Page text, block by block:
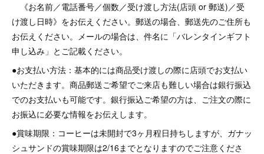
《お名前／電話番号／個数／受け渡し方法(店頭 or 郵送)／受
け渡し日時》をお伝えください。郵送の場合、郵送先のご住所も
お伝えください。メールの場合は、件名に「バレンタインギフト
申し込み」とご記載ください。
●お支払い方法：基本的には商品受け渡しの際に店頭でお支払い
いただきます。商品郵送ご希望でご来店も難しい場合は銀行振込
でのお支払いも可能です。銀行振込ご希望の方は、ご注文の際に
お振込に必要な情報をお伝えします。
●賞味期限：コーヒーは未開封で3ヶ月程日持ちしますが、ガナッ
シュサンドの賞味期限は2/16までとなりますのでご注意くださ